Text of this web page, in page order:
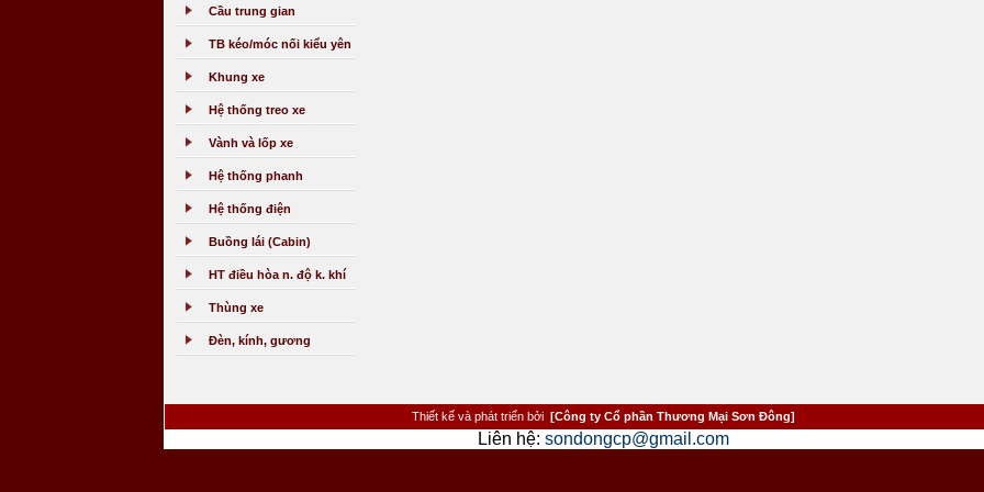
Cầu trung gian
TB kéo/móc nối kiểu yên
Khung xe
Hệ thống treo xe
Vành và lốp xe
Hệ thống phanh
Hệ thống điện
Buồng lái (Cabin)
HT điều hòa n. độ k. khí
Thùng xe
Đèn, kính, gương
Thiết kế và phát triển bởi [Công ty Cổ phần Thương Mại Sơn Đông]
Liên hệ: sondongcp@gmail.com